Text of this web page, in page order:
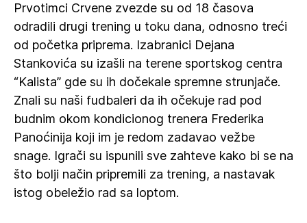
Prvotimci Crvene zvezde su od 18 časova
odradili drugi trening u toku dana, odnosno treći
od početka priprema. Izabranici Dejana
Stankovića su izašli na terene sportskog centra
“Kalista” gde su ih dočekale spremne strunjače.
Znali su naši fudbaleri da ih očekuje rad pod
budnim okom kondicionog trenera Frederika
Panoćinija koji im je redom zadavao vežbe
snage. Igrači su ispunili sve zahteve kako bi se na
što bolji način pripremili za trening, a nastavak
istog obeležio rad sa loptom.